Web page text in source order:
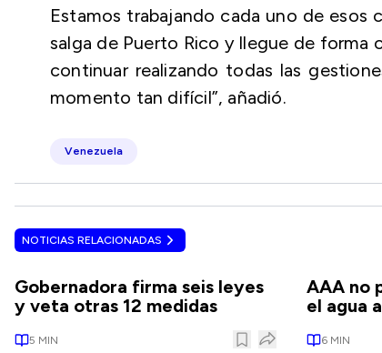
Estamos trabajando cada uno de esos
salga de Puerto Rico y llegue de forma
continuar realizando todas las
momento tan difícil”, añadió.
Venezuela
NOTICIAS RELACIONADAS
Gobernadora firma seis leyes
y veta otras 12 medidas
5 MIN
AAA no
el agua
6 MIN